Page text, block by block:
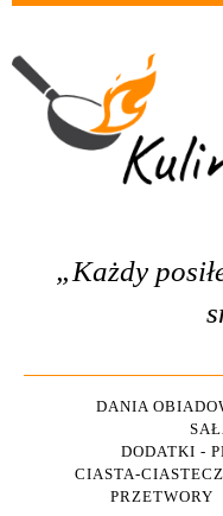
„Każdy
DANIA
DODATKI -
CIASTA-
PRZETWORY